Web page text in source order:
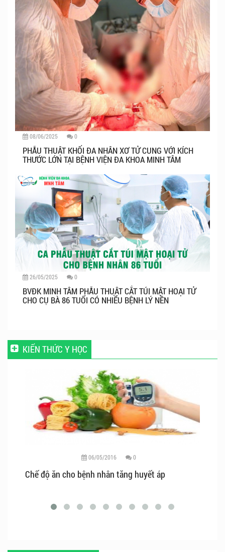
08/06/2025 0
PHẪU THUẬT KHỐI ĐA NHÂN XƠ TỬ CUNG VỚI KÍCH
THƯỚC LỚN TẠI BỆNH VIỆN ĐA KHOA MINH TÂM
26/05/2025 0
BVĐK MINH TÂM PHẪU THUẬT CẮT TÚI MẬT HOẠI TỬ
CHO CỤ BÀ 86 TUỔI CÓ NHIỀU BỆNH LÝ NỀN
KIẾN THỨC Y HỌC
06/05/2016 0
Theo dõi bệnh nhân bị sốt xuất huyết